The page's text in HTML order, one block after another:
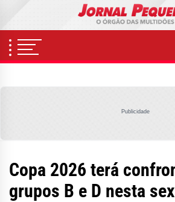
content
Publicidade
Copa 2026 terá
grupos B e D nesta